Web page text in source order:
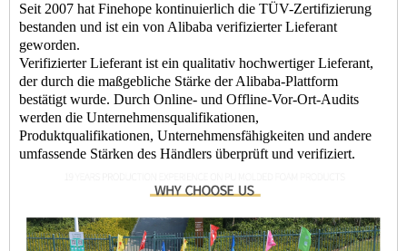
Seit 2007 hat Finehope kontinuierlich die TÜV-Zertifizierung
bestanden und ist ein von Alibaba verifizierter Lieferant
geworden.
Verifizierter Lieferant ist ein qualitativ hochwertiger Lieferant,
der durch die maßgebliche Stärke der Alibaba-Plattform
bestätigt wurde. Durch Online- und Offline-Vor-Ort-Audits
werden die Unternehmensqualifikationen,
Produktqualifikationen, Unternehmensfähigkeiten und andere
umfassende Stärken des Händlers überprüft und verifiziert.